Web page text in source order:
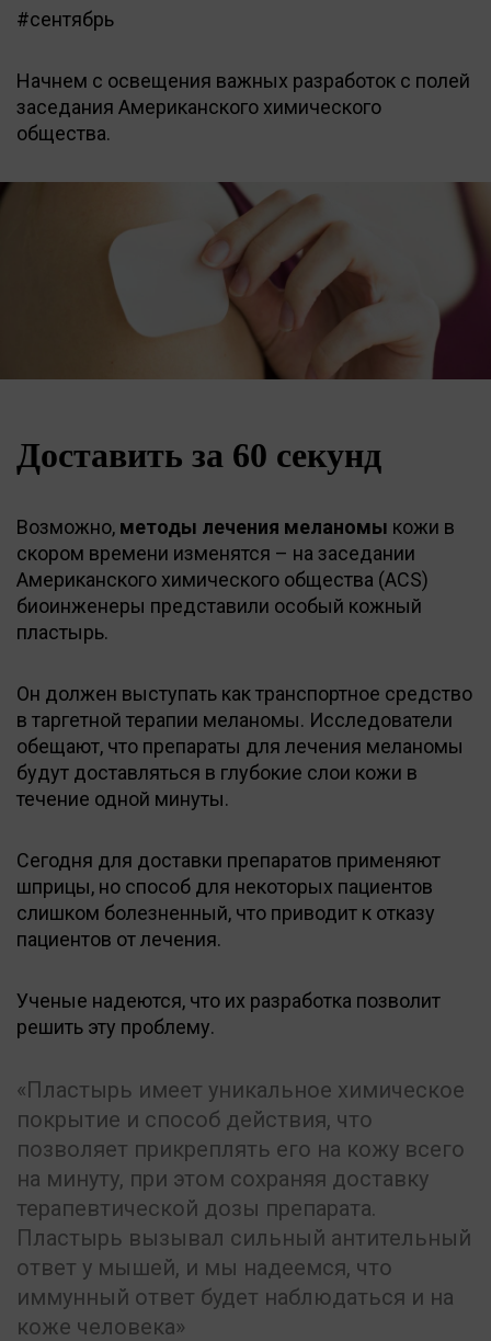
#сентябрь
Начнем с освещения важных разработок с полей
заседания Американского химического
общества.
Доставить за 60 секунд
Возможно, методы лечения меланомы кожи в
скором времени изменятся – на заседании
Американского химического общества (ACS)
биоинженеры представили особый кожный
пластырь.
Он должен выступать как транспортное средство
в таргетной терапии меланомы. Исследователи
обещают, что препараты для лечения меланомы
будут доставляться в глубокие слои кожи в
течение одной минуты.
Сегодня для доставки препаратов применяют
шприцы, но способ для некоторых пациентов
слишком болезненный, что приводит к отказу
пациентов от лечения.
Ученые надеются, что их разработка позволит
решить эту проблему.
Пластырь имеет уникальное химическое
покрытие и способ действия, что
позволяет прикреплять его на кожу всего
на минуту, при этом сохраняя доставку
терапевтической дозы препарата.
Пластырь вызывал сильный антительный
ответ у мышей, и мы надеемся, что
иммунный ответ будет наблюдаться и на
коже человека